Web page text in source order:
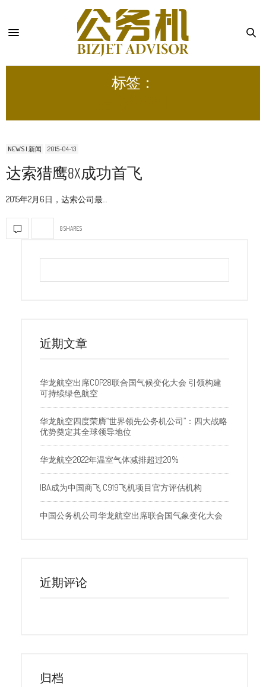
标签：
NEWS | 新闻 2015-04-13
达索猎鹰8X成功首飞
2015年2月6日，达索公司最…
0 SHARES
近期文章
华龙航空出席COP28联合国气候变化大会 引领构建
可持续绿色航空
华龙航空四度荣膺“世界领先公务机公司”：四大战略
优势奠定其全球领导地位
华龙航空2022年温室气体减排超过20%
IBA成为中国商飞 C919飞机项目官方评估机构
中国公务机公司华龙航空出席联合国气象变化大会
近期评论
归档